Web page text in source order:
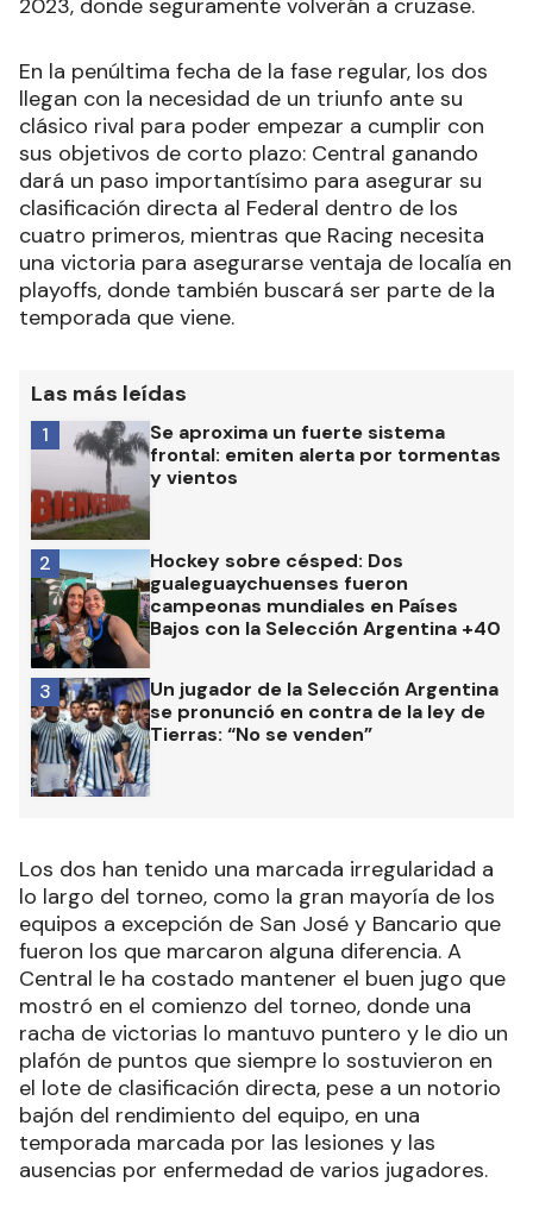
2023, donde seguramente volverán a cruzase.
En la penúltima fecha de la fase regular, los dos
llegan con la necesidad de un triunfo ante su
clásico rival para poder empezar a cumplir con
sus objetivos de corto plazo: Central ganando
dará un paso importantísimo para asegurar su
clasificación directa al Federal dentro de los
cuatro primeros, mientras que Racing necesita
una victoria para asegurarse ventaja de localía en
playoffs, donde también buscará ser parte de la
temporada que viene.
Las más leídas
Se aproxima un fuerte sistema
frontal: emiten alerta por tormentas
y vientos
1
Hockey sobre césped: Dos
gualeguaychuenses fueron
campeonas mundiales en Países
Bajos con la Selección Argentina +40
2
Un jugador de la Selección Argentina
se pronunció en contra de la ley de
Tierras: “No se venden”
3
Los dos han tenido una marcada irregularidad a
lo largo del torneo, como la gran mayoría de los
equipos a excepción de San José y Bancario que
fueron los que marcaron alguna diferencia. A
Central le ha costado mantener el buen jugo que
mostró en el comienzo del torneo, donde una
racha de victorias lo mantuvo puntero y le dio un
plafón de puntos que siempre lo sostuvieron en
el lote de clasificación directa, pese a un notorio
bajón del rendimiento del equipo, en una
temporada marcada por las lesiones y las
ausencias por enfermedad de varios jugadores.